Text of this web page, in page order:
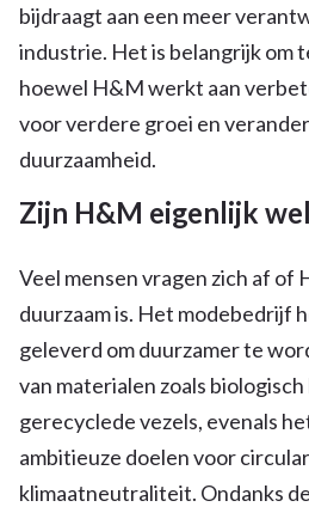
bijdraagt aan een meer
industrie. Het is belangrijk om
hoewel H&M werkt aan
voor verdere groei en
duurzaamheid.
Zijn H&M eigenlijk
Veel mensen vragen zich af of
duurzaam is. Het modebedrijf
geleverd om duurzamer te
van materialen zoals
gerecyclede vezels, evenals
ambitieuze doelen voor
klimaatneutraliteit. Ondanks